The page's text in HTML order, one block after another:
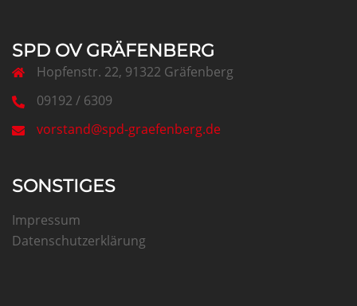
SPD OV GRÄFENBERG
Hopfenstr. 22, 91322 Gräfenberg
09192 / 6309
vorstand@spd-graefenberg.de
SONSTIGES
Impressum
Datenschutzerklärung